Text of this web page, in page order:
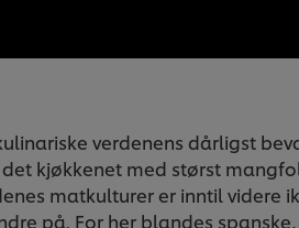
verdenens dårligst
kjøkkenet med størst
matkulturer er inntil videre
på. For her blandes